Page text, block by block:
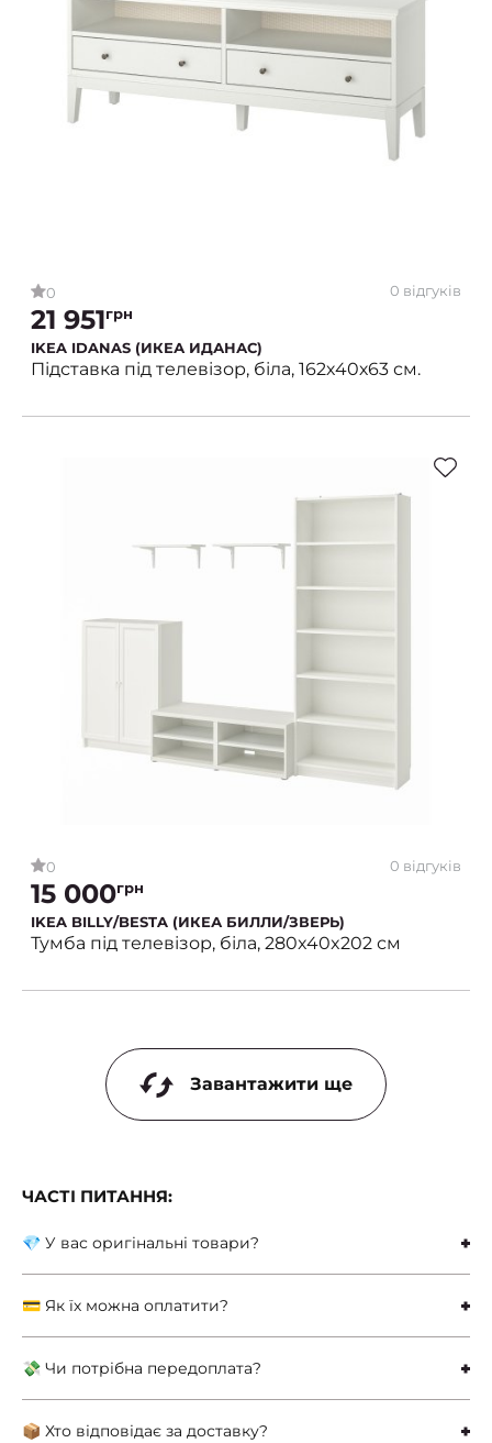
0 0 відгуків
21 951грн
IKEA IDANAS (ИКЕА ИДАНАС)
Підставка під телевізор, біла, 162х40х63 см.
0 0 відгуків
15 000грн
IKEA BILLY/BESTA (ИКЕА БИЛЛИ/ЗВЕРЬ)
Тумба під телевізор, біла, 280x40x202 см
Завантажити ще
ЧАСТІ ПИТАННЯ:
💎 У вас оригінальні товари?
💳 Як їх можна оплатити?
💸 Чи потрібна передоплата?
📦 Хто відповідає за доставку?